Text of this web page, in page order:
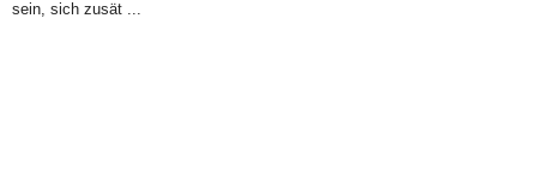
sein, sich zusät ...